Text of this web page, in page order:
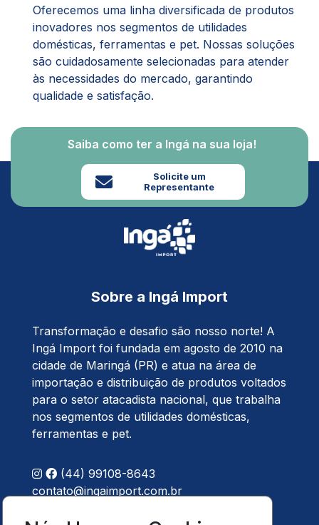
Oferecemos uma linha diversificada de produtos
inovadores nos segmentos de utilidades
domésticas, ferramentas e pet. Nossas soluções
são cuidadosamente selecionadas para atender
às necessidades do mercado, garantindo
qualidade e satisfação.
Saiba como ter a Ingá na sua loja!
Solicite um
Representante
Sobre a Ingá Import
Transformação e desafio são nosso norte! A
Ingá Import foi fundada em agosto de 2010 na
cidade de Maringá (PR) e atua na área de
importação e distribuição de produtos voltados
para o setor atacadista nacional, que trabalha
nos segmentos de utilidades domésticas,
ferramentas e pet.
(44) 99108-8643
contato@ingaimport.com.br